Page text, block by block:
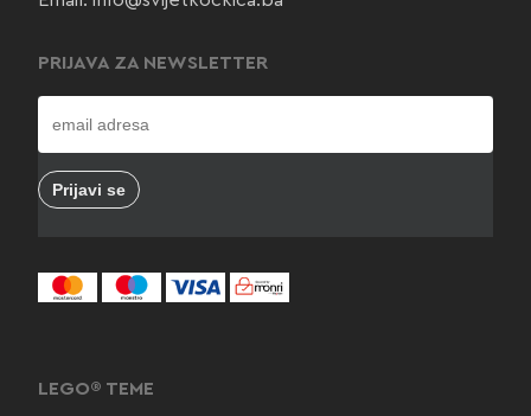
PRIJAVA ZA NEWSLETTER
LEGO® TEME